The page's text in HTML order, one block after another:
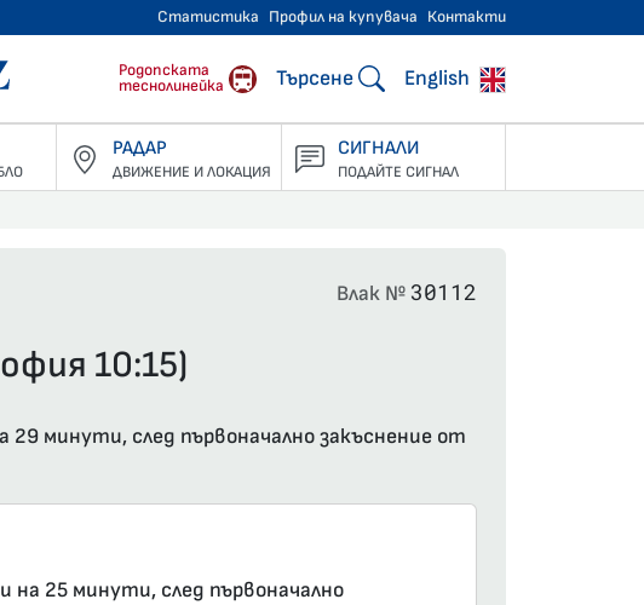
Статистика Профил на купувача Контакти
БДЖ - Пътнически превози
Родопската
теснолинейка
Търсене English
РАДАР
ДВИЖЕНИЕ И ЛОКАЦИЯ
СИГНАЛИ
ПОДАЙТЕ СИГНАЛ
Влак № 30112
10:15)
минути, след първоначално закъснение от
на 25 минути, след първоначално